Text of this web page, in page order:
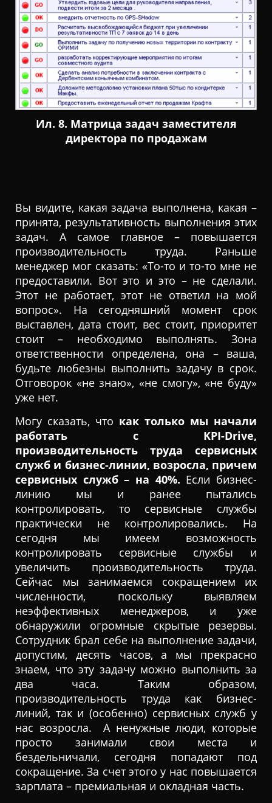
Ил. 8. Матрица задач заместителя
директора по продажам
Вы видите, какая задача выполнена, какая –
принята, результативность выполнения этих
задач. А самое главное – повышается
производительность труда. Раньше
менеджер мог сказать: «То-то и то-то мне не
предоставили. Вот это и это – не сделали.
Этот не работает, этот не ответил на мой
вопрос». На сегодняшний момент срок
выставлен, дата стоит, вес стоит, приоритет
стоит – необходимо выполнять. Зона
ответственности определена, она – ваша,
будьте любезны выполнить задачу в срок.
Отговорок «не знаю», «не смогу», «не буду»
уже нет.
Могу сказать, что как только мы начали
работать с KPI-Drive,
производительность труда сервисных
служб и бизнес-линии, возросла, причем
сервисных служб – на 40%. Если бизнес-
линию мы и ранее пытались
контролировать, то сервисные службы
практически не контролировались. На
сегодня мы имеем возможность
контролировать сервисные службы и
увеличить производительность труда.
Сейчас мы занимаемся сокращением их
численности, поскольку выявляем
неэффективных менеджеров, и уже
обнаружили огромные скрытые резервы.
Сотрудник брал себе на выполнение задачи,
допустим, десять часов, а мы прекрасно
знаем, что эту задачу можно выполнить за
два часа. Таким образом,
производительность труда как бизнес-
линий, так и (особенно) сервисных служб у
нас возросла. А ненужные люди, которые
просто занимали свои места и
бездельничали, сегодня попадают под
сокращение. За счет этого у нас повышается
зарплата – премиальная и окладная часть.